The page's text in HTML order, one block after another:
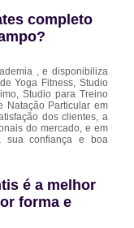
completo
, e disponibiliza
Yoga Fitness, Studio
Studio para Treino
Natação Particular em
dos clientes, a
do mercado, e em
sua confiança e boa
é a melhor
forma e